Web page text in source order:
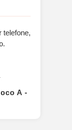
telefone,
A -